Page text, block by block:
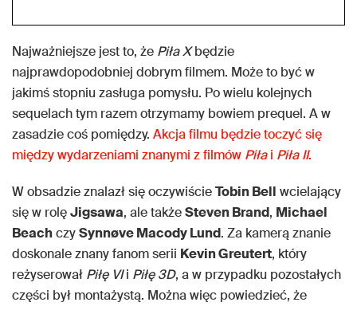
Najważniejsze jest to, że Piła Xbędzie
najprawdopodobniej dobrym filmem. Może to być w
jakimś stopniu zasługa pomysłu. Po wielu kolejnych
sequelach tym razem otrzymamy bowiem prequel. A w
zasadzie coś pomiędzy. Akcja filmu będzie toczyć się
między wydarzeniami znanymi z filmów Piłai Piła II.
W obsadzie znalazł się oczywiścieTobin Bell wcielający
się w rolęJigsawa, ale takżeSteven Brand, Michael
BeachczySynnøve Macody Lund. Za kamerą znanie
doskonale znany fanom serii Kevin Greutert, który
reżyserował Piłę VIi Piłę 3D, a w przypadku pozostałych
części był montażystą. Można więc powiedzieć, że